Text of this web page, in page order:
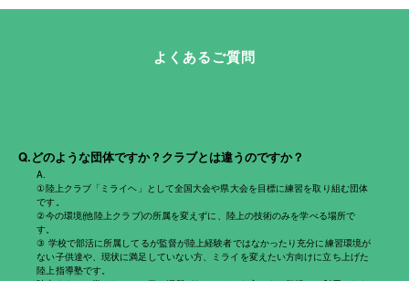
よくあるご質問
Q.どのような団体ですか？クラブとは違うのですか？
A.
①陸上クラブ「ミライヘ」として全国大会や県大会を目標に練習を取り組む団体
です。
②今の環境(他陸上クラブ)の所属を変えずに、陸上の技術のみを学べる場所で
す。
③ 学校で部活に所属してるが監督が陸上経験者ではなかったり充分に練習環境が
ない子供達や、現状に満足していない方、ミライを変えたい方向けに立ち上げた
陸上指導塾です。